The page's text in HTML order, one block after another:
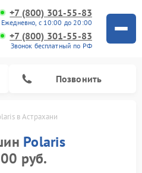
+7 (800) 301-55-83
Ежедневно, с 10:00 до 20:00
+7 (800) 301-55-83
Звонок бесплатный по РФ
Позвонить
в Астрахани
Polaris
руб.